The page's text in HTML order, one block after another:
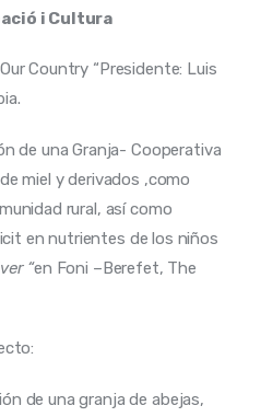
i Cultura
Country “Presidente: Luis
de una Granja- Cooperativa
miel y derivados ,como
rural, así como
en nutrientes de los niños
“en Foni –Berefet, The
de una granja de abejas,